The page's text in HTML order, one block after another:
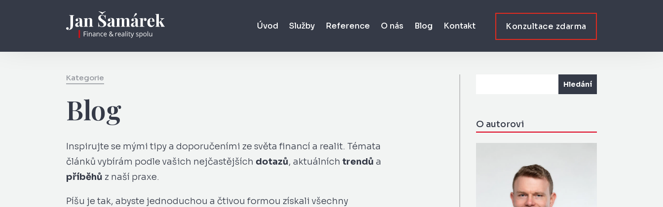
Úvod Služby Reference O nás Blog Kontakt Konzultace zdarma
Kategorie
Blog
Inspirujte se mými tipy a doporučeními ze světa financí a realit. Témata
článků vybírám podle vašich nejčastějších dotazů, aktuálníchtrendů a
příběhů z naší praxe.
Píšu je tak, abyste jednoduchou a čtivou formou získali všechny
O autorovi